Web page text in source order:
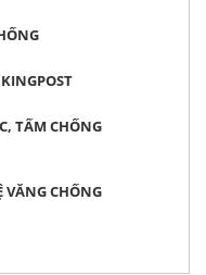
TẤM CHỐNG
VĂNG CHỐNG